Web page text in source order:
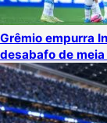
Grêmio empurra
desabafo de meia